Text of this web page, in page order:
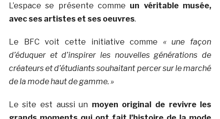
L’espace se présente comme un véritable musée,
avec ses artistes et ses oeuvres.
Le BFC voit cette initiative comme « une façon
d’éduquer et d’inspirer les nouvelles générations de
créateurs et d’étudiants souhaitant percer sur le marché
de la mode haut de gamme. »
Le site est aussi un moyen original de revivre les